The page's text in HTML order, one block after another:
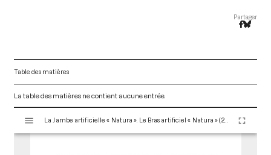
Partager
Table des matières
La table des matières ne contient aucune entrée.
s
La Jambe artificielle « Natura ». Le Bras artificiel « Natura » (2nde édition) Paris : Maison Claverie, 1915. 36 p. (Prothèses, 16)